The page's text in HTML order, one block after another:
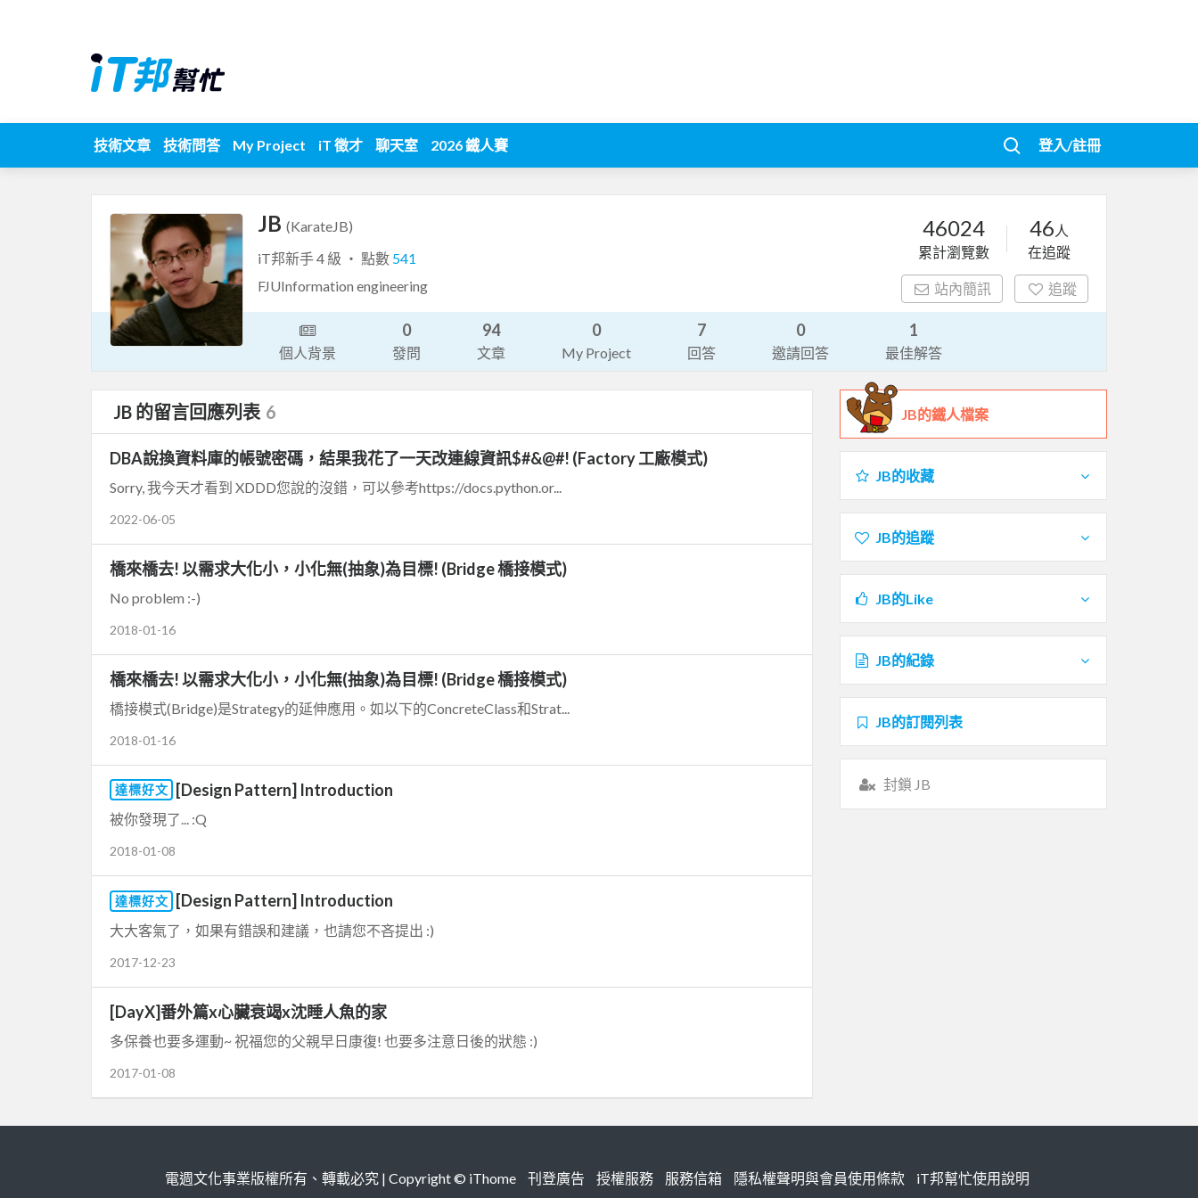
技術文章 技術問答 My Project iT 徵才 聊天室 2026 鐵人賽 登入/註冊
JB (KarateJB)
iT邦新手 4 級 ‧ 點數 541
FJUInformation engineering
46024
累計瀏覽數
46 人
在追蹤
站內簡訊 追蹤
個人背景
0
發問
94
文章
0
My Project
7
回答
0
邀請回答
1
最佳解答
JB 的留言回應列表 6
DBA說換資料庫的帳號密碼，結果我花了一天改連線資訊$#&@#! (Factory 工廠模式)
Sorry, 我今天才看到 XDDD您說的沒錯，可以參考https://docs.python.or...
2022-06-05
橋來橋去! 以需求大化小，小化無(抽象)為目標! (Bridge 橋接模式)
No problem :-)
2018-01-16
橋來橋去! 以需求大化小，小化無(抽象)為目標! (Bridge 橋接模式)
橋接模式(Bridge)是Strategy的延伸應用。如以下的ConcreteClass和Strat...
2018-01-16
達標好文 [Design Pattern] Introduction
被你發現了... :Q
2018-01-08
達標好文 [Design Pattern] Introduction
大大客氣了，如果有錯誤和建議，也請您不吝提出 :)
2017-12-23
[DayX]番外篇x心臟衰竭x沈睡人魚的家
多保養也要多運動~ 祝福您的父親早日康復! 也要多注意日後的狀態 :)
2017-01-08
JB的鐵人檔案
JB的收藏
JB的追蹤
JB的Like
JB的紀錄
JB的訂閱列表
封鎖 JB
電週文化事業版權所有、轉載必究 | Copyright © iThome 刊登廣告 授權服務 服務信箱 隱私權聲明與會員使用條款 iT邦幫忙使用說明